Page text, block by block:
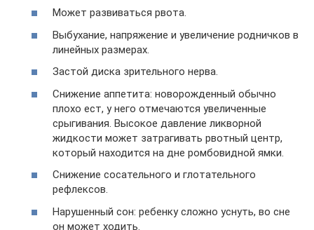
Может развиваться рвота.
Выбухание, напряжение и увеличение родничков в
линейных размерах.
Застой диска зрительного нерва.
Снижение аппетита: новорожденный обычно
плохо ест, у него отмечаются увеличенные
срыгивания. Высокое давление ликворной
жидкости может затрагивать рвотный центр,
который находится на дне ромбовидной ямки.
Снижение сосательного и глотательного
рефлексов.
Нарушенный сон: ребенку сложно уснуть, во сне
он может ходить.